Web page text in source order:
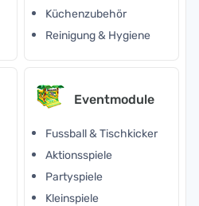
Küchenzubehör
Reinigung & Hygiene
Eventmodule
Fussball & Tischkicker
Aktionsspiele
Partyspiele
Kleinspiele